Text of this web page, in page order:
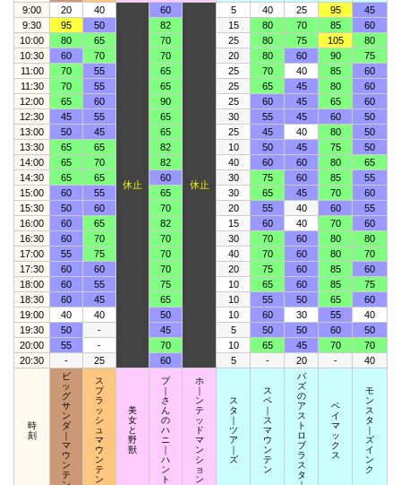
9:00 20 40
休止
60
休止
5 40 25 95
45
9:30
95 50 82 15 80 70 85
60
10:00
80 65 70 25 80 75 105
80
10:30
60 70 70 20 80 60 90
75
11:00
70 55 65 25 70 40 85
60
11:30
70 55 65 25 65 45 80
60
12:00
65 60 90 25 60 45 65
60
12:30
45 55 65 30 55 45 60
50
13:00
50 45 65 25 45 40 80
50
13:30
65 65 82 10 50 45 75
50
14:00
65 70 82 40 60 60 80
65
14:30
65 65 60 30 75 60 85
55
15:00
60 55 65 30 65 45 70
60
15:30
50 60 70 20 55 40 60
55
16:00
60 65 82 15 60 40 70
60
16:30
60 70 70 30 70 60 80
80
17:00
55 75 70 40 70 60 80
70
17:30
60 60 70 20 75 60 85
60
18:00
60 55 75 10 65 60 85
75
18:30
60 45 65 10 55 50 65
60
19:00
40 40 50 10 60 30 55
40
19:30
50 - 45 5 50 50 60
50
20:00
55 - 70 10 65 45 70
70
20:30
- 25 60 5 - 20 - 40
時
刻
ビ
ッ
グ
サ
ン
ダ
｜
マ
ウ
ン
テ
ス
プ
ラ
ッ
シ
ュ
マ
ウ
ン
テ
ン
美
女
と
野
獣
プ
｜
さ
ん
の
ハ
ニ
｜
ハ
ン
ト
ホ
｜
ン
テ
ッ
ド
マ
ン
シ
ョ
ン
ス
タ
｜
ツ
ア
｜
ズ
ス
ペ
｜
ス
マ
ウ
ン
テ
ン
バ
ズ
の
ア
ス
ト
ロ
ブ
ラ
ス
タ
ベ
イ
マ
ッ
ク
ス
モ
ン
ス
タ
｜
ズ
イ
ン
ク